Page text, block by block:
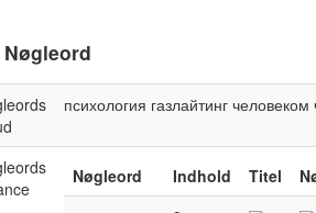
Nøgleord
психология газлайтинг человеком
Nøgleord Indhold Titel